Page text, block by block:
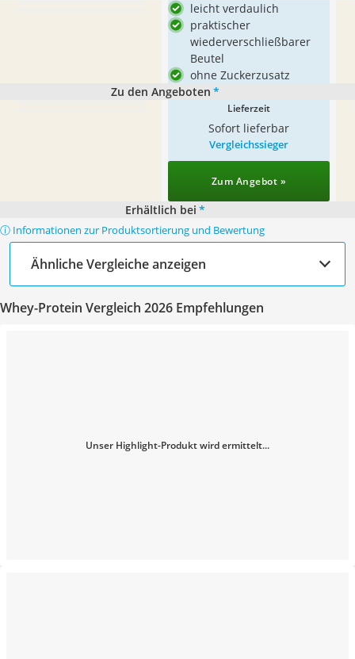
leicht verdaulich
praktischer
wiederverschließbarer
Beutel
ohne Zuckerzusatz
Zu den Angeboten *
Lieferzeit
Sofort lieferbar
Vergleichssieger
Zum Angebot »
Erhältlich bei *
ⓘ Informationen zur Produktsortierung und Bewertung
Ähnliche Vergleiche anzeigen
Whey-Protein Vergleich 2026 Empfehlungen
Unser Highlight-Produkt wird ermittelt...